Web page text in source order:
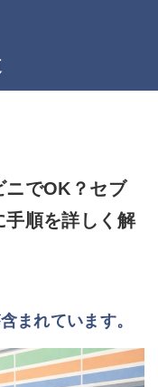
ニでOK？セブ
手順を詳しく解
まれています。